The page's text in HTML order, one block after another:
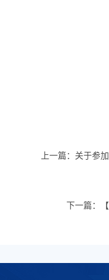
上一篇： 关于参
下一篇：